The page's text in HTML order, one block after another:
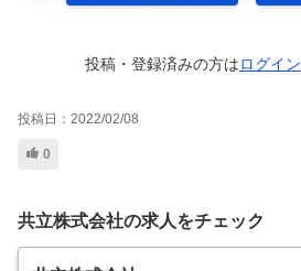
投稿・登録済みの方はログイン
投稿日： 2022/02/08
0
共立株式会社の求人をチェック